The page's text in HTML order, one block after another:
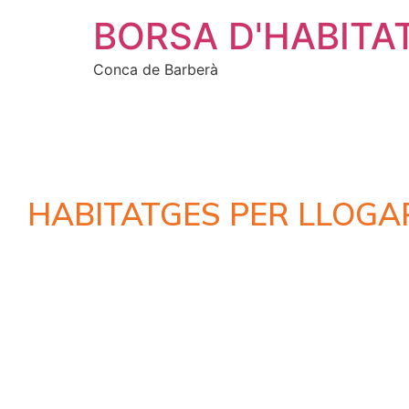
BORSA
Conca de Barberà
HABITATGES PER